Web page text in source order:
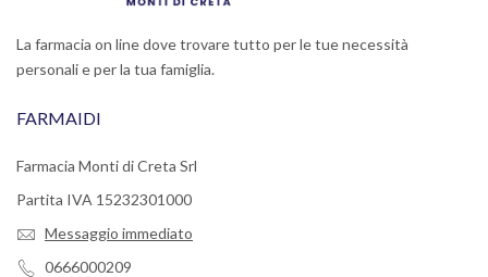
La farmacia on line dove trovare tutto per le tue necessità
personali e per la tua famiglia.
FARMAIDI
Farmacia Monti di Creta Srl
Partita IVA 15232301000
Messaggio immediato
0666000209